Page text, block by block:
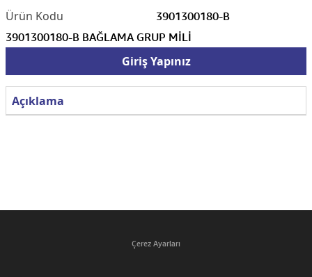
3901300180-B
3901300180-B BAĞLAMA GRUP MİLİ
Giriş Yapınız
Açıklama
Çerez Ayarları